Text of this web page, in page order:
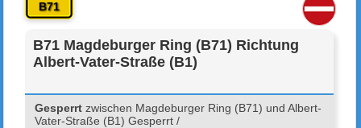
B71
B71 Magdeburger Ring (B71) Richtung
Albert-Vater-Straße (B1)
Gesperrt zwischen Magdeburger Ring (B71) und Albert-
Vater-Straße (B1) Gesperrt /